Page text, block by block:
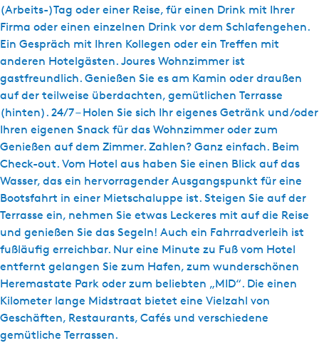
(Arbeits-)Tag oder einer Reise, für einen Drink mit Ihrer
Firma oder einen einzelnen Drink vor dem Schlafengehen.
Ein Gespräch mit Ihren Kollegen oder ein Treffen mit
anderen Hotelgästen. Joures Wohnzimmer ist
gastfreundlich. Genießen Sie es am Kamin oder draußen
auf der teilweise überdachten, gemütlichen Terrasse
(hinten). 24/7 – Holen Sie sich Ihr eigenes Getränk und/oder
Ihren eigenen Snack für das Wohnzimmer oder zum
Genießen auf dem Zimmer. Zahlen? Ganz einfach. Beim
Check-out. Vom Hotel aus haben Sie einen Blick auf das
Wasser, das ein hervorragender Ausgangspunkt für eine
Bootsfahrt in einer Mietschaluppe ist. Steigen Sie auf der
Terrasse ein, nehmen Sie etwas Leckeres mit auf die Reise
und genießen Sie das Segeln! Auch ein Fahrradverleih ist
fußläufig erreichbar. Nur eine Minute zu Fuß vom Hotel
entfernt gelangen Sie zum Hafen, zum wunderschönen
Heremastate Park oder zum beliebten „MID“. Die einen
Kilometer lange Midstraat bietet eine Vielzahl von
Geschäften, Restaurants, Cafés und verschiedene
gemütliche Terrassen.